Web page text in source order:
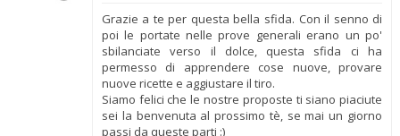
Grazie a te per questa bella sfida. Con il senno di
poi le portate nelle prove generali erano un po'
sbilanciate verso il dolce, questa sfida ci ha
permesso di apprendere cose nuove, provare
nuove ricette e aggiustare il tiro.
Siamo felici che le nostre proposte ti siano piaciute
sei la benvenuta al prossimo tè, se mai un giorno
passi da queste parti :)